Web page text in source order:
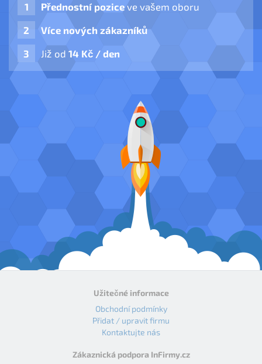
Přednostní poziceve vašem oboru
Více nových zákazníků
Již od 14 Kč / den
Užitečné informace
Obchodní podmínky
Přidat / upravit firmu
Kontaktujte nás
Zákaznická podpora InFirmy.cz